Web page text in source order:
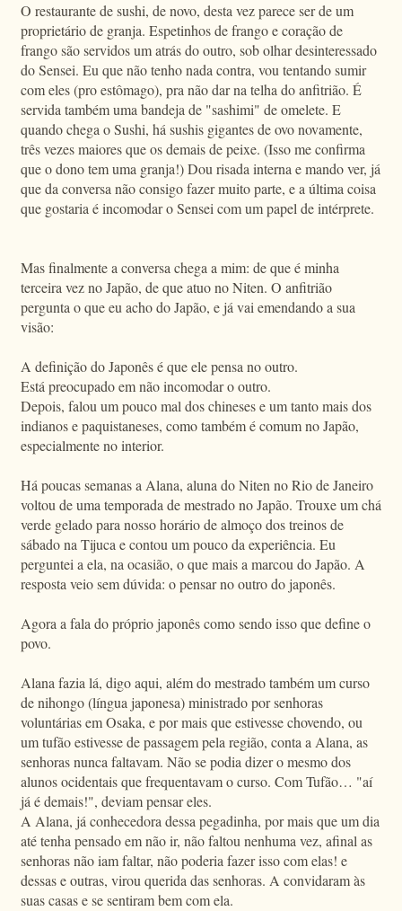
O restaurante de sushi, de novo, desta vez parece ser de um
proprietário de granja. Espetinhos de frango e coração de
frango são servidos um atrás do outro, sob olhar desinteressado
do Sensei. Eu que não tenho nada contra, vou tentando sumir
com eles (pro estômago), pra não dar na telha do anfitrião. É
servida também uma bandeja de "sashimi" de omelete. E
quando chega o Sushi, há sushis gigantes de ovo novamente,
três vezes maiores que os demais de peixe. (Isso me confirma
que o dono tem uma granja!) Dou risada interna e mando ver, já
que da conversa não consigo fazer muito parte, e a última coisa
que gostaria é incomodar o Sensei com um papel de intérprete.
Mas finalmente a conversa chega a mim: de que é minha
terceira vez no Japão, de que atuo no Niten. O anfitrião
pergunta o que eu acho do Japão, e já vai emendando a sua
visão:
A definição do Japonês é que ele pensa no outro.
Está preocupado em não incomodar o outro.
Depois, falou um pouco mal dos chineses e um tanto mais dos
indianos e paquistaneses, como também é comum no Japão,
especialmente no interior.
Há poucas semanas a Alana, aluna do Niten no Rio de Janeiro
voltou de uma temporada de mestrado no Japão. Trouxe um chá
verde gelado para nosso horário de almoço dos treinos de
sábado na Tijuca e contou um pouco da experiência. Eu
perguntei a ela, na ocasião, o que mais a marcou do Japão. A
resposta veio sem dúvida: o pensar no outro do japonês.
Agora a fala do próprio japonês como sendo isso que define o
povo.
Alana fazia lá, digo aqui, além do mestrado também um curso
de nihongo (língua japonesa) ministrado por senhoras
voluntárias em Osaka, e por mais que estivesse chovendo, ou
um tufão estivesse de passagem pela região, conta a Alana, as
senhoras nunca faltavam. Não se podia dizer o mesmo dos
alunos ocidentais que frequentavam o curso. Com Tufão… "aí
já é demais!", deviam pensar eles.
A Alana, já conhecedora dessa pegadinha, por mais que um dia
até tenha pensado em não ir, não faltou nenhuma vez, afinal as
senhoras não iam faltar, não poderia fazer isso com elas! e
dessas e outras, virou querida das senhoras. A convidaram às
suas casas e se sentiram bem com ela.